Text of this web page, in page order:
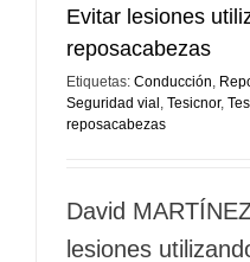
Evitar lesiones
reposacabezas
Etiquetas: Conducción
Seguridad vial Tesicnor,
reposacabezas
David
lesiones